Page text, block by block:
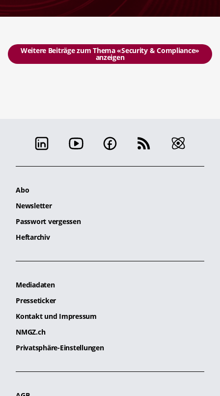
Weitere Beiträge zum Thema «Security & Compliance»
anzeigen
Abo
Newsletter
Passwort vergessen
Heftarchiv
Mediadaten
Presseticker
Kontakt und Impressum
NMGZ.ch
Privatsphäre-Einstellungen